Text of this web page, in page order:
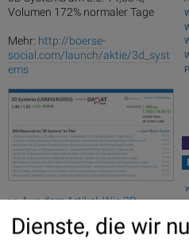
Volumen 172% normaler Tage
Mehr: http://boerse-
social.com/launch/aktie/3d_syst
ems
>> Aus dem Artikel: Wie 3D
Systems, Delivery Hero, UBS,
paragon, Noratis und Aumann für
Dienste, die wir